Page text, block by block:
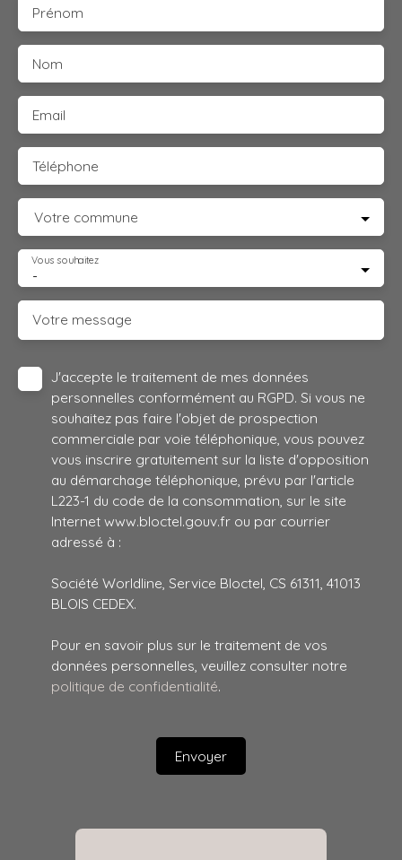
Prénom
Nom
Email
Téléphone
Votre commune
-
Vous souhaitez
Votre message
J'accepte le traitement de mes données
personnelles conformément au RGPD. Si vous ne
souhaitez pas faire l'objet de prospection
commerciale par voie téléphonique, vous pouvez
vous inscrire gratuitement sur la liste d'opposition
au démarchage téléphonique, prévu par l'article
L223-1 du code de la consommation, sur le site
Internet www.bloctel.gouv.fr ou par courrier
adressé à :
Société Worldline, Service Bloctel, CS 61311, 41013
BLOIS CEDEX.
Pour en savoir plus sur le traitement de vos
données personnelles, veuillez consulter notre
politique de confidentialité.
Envoyer